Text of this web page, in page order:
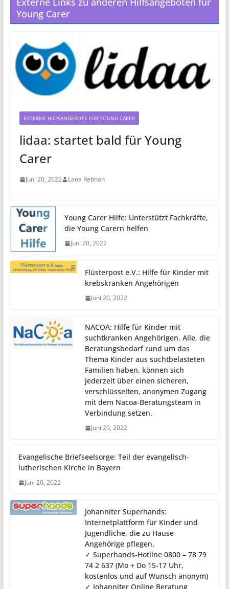
Young Carer
EXTERNE HILFSANGEBOTE FÜR YOUNG CARER
lidaa: startet bald für Young
Carer
Juni 20, 2022 Lana Rebhan
Young Carer Hilfe: Unterstützt Fachkräfte,
die Young Carern helfen
Juni 20, 2022
Flüsterpost e.V.: Hilfe für Kinder mit
krebskranken Angehörigen
Juni 20, 2022
NACOA: Hilfe für Kinder mit
suchtkranken Angehörigen. Alle, die
Beratungsbedarf rund um das
Thema Kinder aus suchtbelasteten
Familien haben, können sich
jederzeit über einen sicheren,
verschlüsselten, anonymen Zugang
mit dem Nacoa-Beratungsteam in
Verbindung setzen.
Juni 20, 2022
Evangelische Briefseelsorge: Teil der evangelisch-
lutherischen Kirche in Bayern
Juni 20, 2022
Johanniter Superhands:
Internetplattform für Kinder und
Jugendliche, die zu Hause
Angehörige pflegen.
✓ Superhands-Hotline 0800 – 78 79
74 2 637 (Mo + Do 15-17 Uhr,
kostenlos und auf Wunsch anonym)
✓ Johanniter Online Beratung